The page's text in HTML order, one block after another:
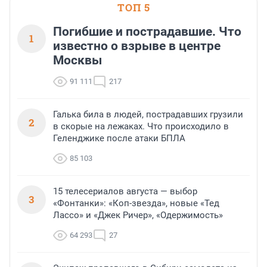
ТОП 5
1
Погибшие и пострадавшие. Что
известно о взрыве в центре
Москвы
91 111 217
2
Галька била в людей, пострадавших грузили
в скорые на лежаках. Что происходило в
Геленджике после атаки БПЛА
85 103
3
15 телесериалов августа — выбор
«Фонтанки»: «Коп-звезда», новые «Тед
Лассо» и «Джек Ричер», «Одержимость»
64 293 27